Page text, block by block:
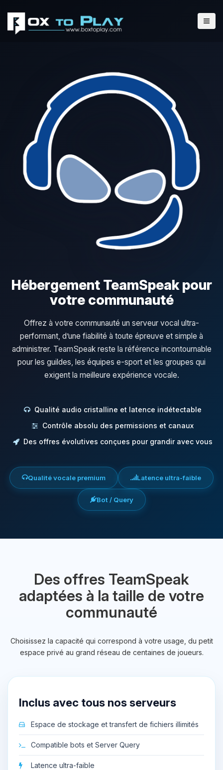
Hébergement TeamSpeak pour
votre communauté
Offrez à votre communauté un serveur vocal ultra-
performant, d’une fiabilité à toute épreuve et simple à
administrer. TeamSpeak reste la référence incontournable
pour les guildes, les équipes e-sport et les groupes qui
exigent la meilleure expérience vocale.
Qualité audio cristalline et latence indétectable
Contrôle absolu des permissions et canaux
Des offres évolutives conçues pour grandir avec vous
Qualité vocale premium Latence ultra-faible
Bot / Query
Des offres TeamSpeak
adaptées à la taille de votre
communauté
Choisissez la capacité qui correspond à votre usage, du petit
espace privé au grand réseau de centaines de joueurs.
Inclus avec tous nos serveurs
Espace de stockage et transfert de fichiers illimités
Compatible bots et Server Query
Latence ultra-faible